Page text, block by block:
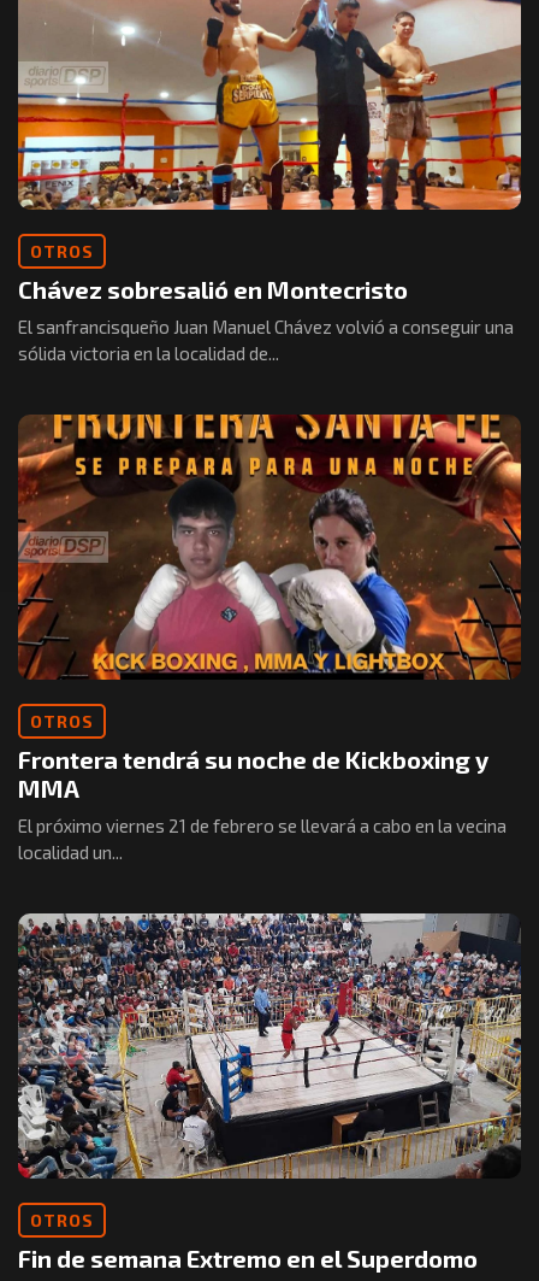
OTROS
Chávez sobresalió en Montecristo
El sanfrancisqueño Juan Manuel Chávez volvió a conseguir una
sólida victoria en la localidad de...
OTROS
Frontera tendrá su noche de Kickboxing y
MMA
El próximo viernes 21 de febrero se llevará a cabo en la vecina
localidad un...
OTROS
Fin de semana Extremo en el Superdomo